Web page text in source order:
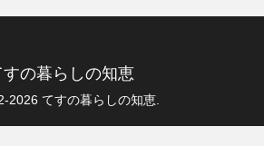
すの暮らしの知恵
2026 てすの暮らしの知恵.